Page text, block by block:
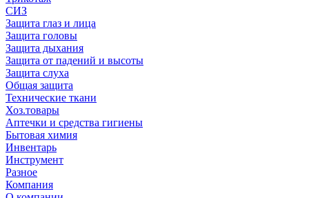
СИЗ
Защита глаз и лица
Защита головы
Защита дыхания
Защита от падений и высоты
Защита слуха
Общая защита
Технические ткани
Хоз.товары
Аптечки и средства гигиены
Бытовая химия
Инвентарь
Инструмент
Разное
Компания